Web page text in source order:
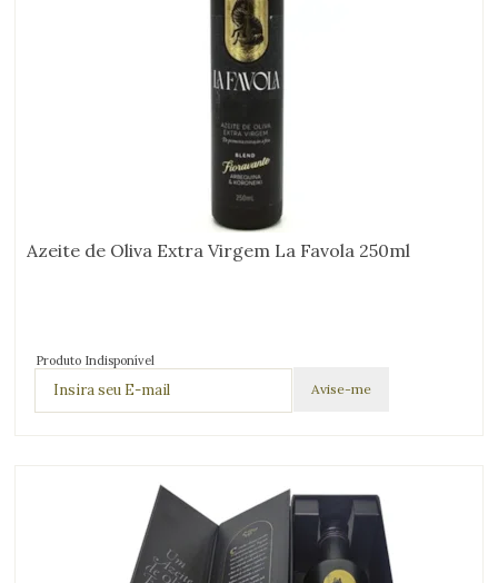
Azeite de Oliva Extra Virgem La Favola 250ml
Produto Indisponível